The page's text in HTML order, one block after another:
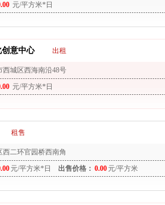
元/平方米*日
创意中心 出租
西城区西海南沿48号
元/平方米*日
租售
西二环官园桥西南角
元/平方米*日 出售价格： 0.00 元/平方米